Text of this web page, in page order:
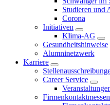
Studieren und
Corona
Initiativen
Klima-AG
Gesundheitshinweise
Alumninetzwerk
Karriere
Career Service
Firmenkontaktmessen